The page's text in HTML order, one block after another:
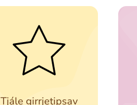
Tjále girrjetipsav